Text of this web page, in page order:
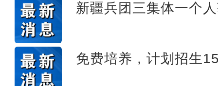
新疆兵团三集体一个
免费培养，计划招生